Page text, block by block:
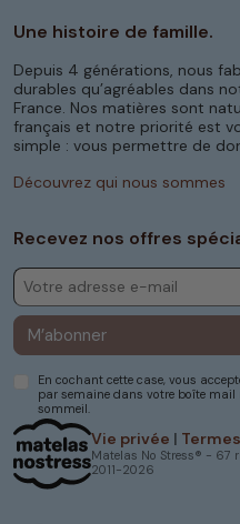
Vie privée | Termes
Matelas No Stress® - 67
2011-2026
Une histoire de famille.
Depuis 4 générations, nous
durables qu’agréables dans
France. Nos matières sont
français et notre priorité est
simple : vous permettre de
Découvrez qui nous sommes
Recevez nos offres
M’abonner
En cochant cette case, vous
par semaine dans votre boîte mail
sommeil.